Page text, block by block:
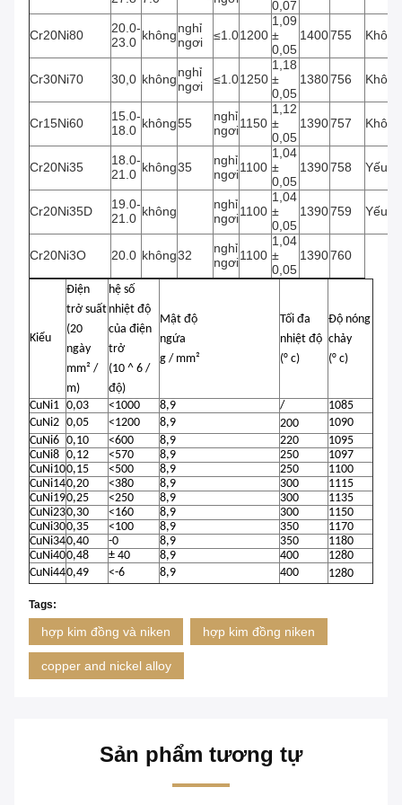
0,07
Cr20Ni80
20.0-
23.0 khôngnghỉ
ngơi
≤1.01200
1,09
±
0,05
1400755 Không
Cr30Ni70 30,0 khôngnghỉ
ngơi
≤1.01250
1,18
±
0,05
1380756 Không
Cr15Ni60
15.0-
18.0 không55
nghỉ
ngơi1150
1,12
±
0,05
1390757 Không
Cr20Ni35
18.0-
21.0 không35
nghỉ
ngơi1100
1,04
±
0,05
1390758 Yếu
Cr20Ni35D
19.0-
21.0 không
nghỉ
ngơi1100
1,04
±
0,05
1390759 Yếu
Cr20Ni3O 20.0 không32
nghỉ
ngơi1100
1,04
±
0,05
1390760
Kiểu
Điện
trở suất
(20
ngày
mm² /
m)
hệ số
nhiệt độ
của điện
trở
(10 ^ 6 /
độ)
Mật độ
ngứa
g / mm²
Tối đa
nhiệt độ
(° c)
Độ nóng
chảy
(° c)
CuNi1 0,03 <1000 8,9 /
1085
CuNi2 0,05 <1200 8,9 200
1090
CuNi6 0,10 <600 8,9 220
1095
CuNi8 0,12 <570 8,9 250
1097
CuNi100,15 <500 8,9 250
1100
CuNi140,20 <380 8,9 300
1115
CuNi190,25 <250 8,9 300
1135
CuNi230,30 <160 8,9 300
1150
CuNi300,35 <100 8,9 350
1170
CuNi340,40 -0 8,9 350
1180
CuNi400,48 ± 40 8,9 400
1280
CuNi440,49 <-6 8,9 400 1280
Tags:
hợp kim đồng và niken hợp kim đồng niken
copper and nickel alloy
Sản phẩm tương tự